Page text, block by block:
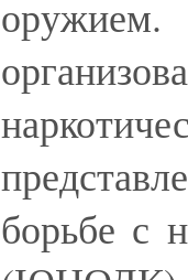
борьбе с